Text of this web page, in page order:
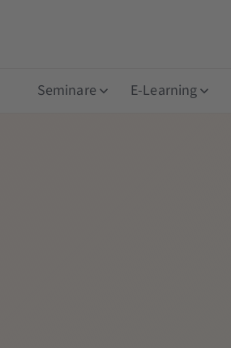
Seminare E-Learning